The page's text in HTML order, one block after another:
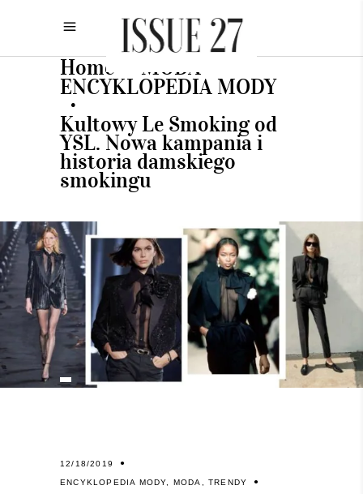
Home MODA
ENCYKLOPEDIA MODY
•
Kultowy Le Smoking od
YSL. Nowa kampania i
historia damskiego
smokingu
12/18/2019
ENCYKLOPEDIA MODY, MODA ,TRENDY